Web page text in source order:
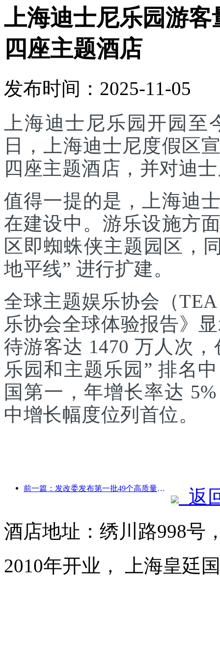
上海迪士尼乐园游
四座主题酒店
发布时间：2025-11-05
上海迪士尼乐园开园
日，上海迪士尼度假区
四座主题酒店，并对迪
值得一提的是，上海迪
在建设中。游乐设施方
区即蜘蛛侠主题园区，
地平线” 进行扩建。
全球主题娱乐协会（
乐协会全球体验报告》
待游客达 1470 万人次
乐园和主题乐园” 排名
国第一，年增长率达
中增长幅度位列首位。
前一篇：发改委发布第一批49个高质量户外运动目的地名单
返
酒店地址：绣川路998号
2010年开业， 上海皇